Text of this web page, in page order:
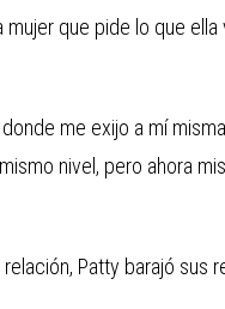
que pide lo que
me exijo a mí
nivel, pero ahora
Patty barajó sus